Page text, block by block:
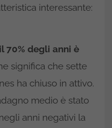
interessante:
il 70% degli anni è
significa che sette
ha chiuso in attivo.
medio è stato
anni negativi la